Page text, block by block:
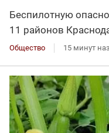
Беспилотную
11 районов
Общество 15 минут